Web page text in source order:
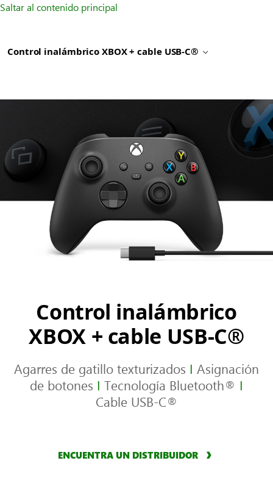
Saltar al contenido principal
Control inalámbrico XBOX + cable USB-C®
Control inalámbrico
XBOX + cable USB-C®
Agarres de gatillo texturizados I Asignación
de botones I Tecnología Bluetooth® I
Cable USB-C®
ENCUENTRA UN DISTRIBUIDOR